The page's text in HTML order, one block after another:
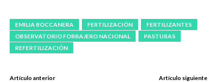
EMILIA BOCCANERA FERTILIZACIÓN
FERTILIZANTES
OBSERVATORIO FORRAJERO NACIONAL
PASTURAS
REFERTILIZACIÓN
Artículo anterior Artículo siguiente